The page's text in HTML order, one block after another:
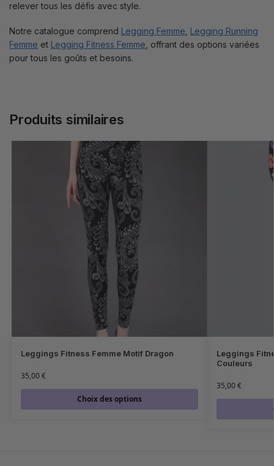
relever tous les défis avec style.
Notre catalogue comprend Legging Femme, Legging Running
Femme et Legging Fitness Femme, offrant des options variées
pour tous les goûts et besoins.
Produits similaires
Leggings Fitness Femme Motif Dragon
35,00€
Choix des options
Leggings
Couleurs
35,00€